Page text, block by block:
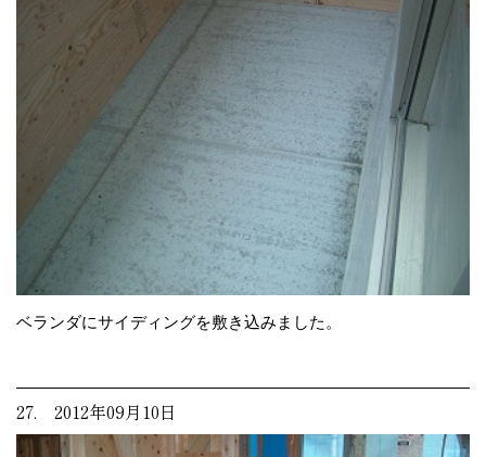
ベランダにサイディングを敷き込みました。
27. 2012年09月10日